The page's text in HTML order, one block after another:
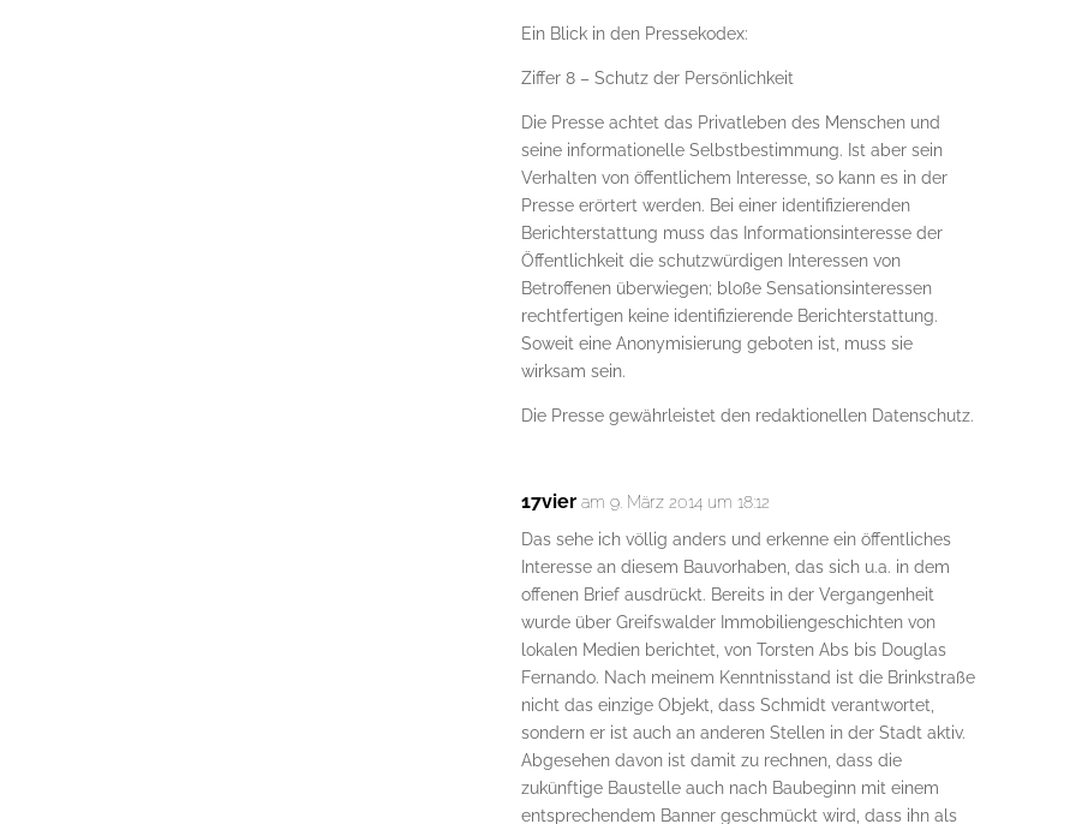
Ein Blick in den Pressekodex:
Ziffer 8 – Schutz der Persönlichkeit
Die Presse achtet das Privatleben des Menschen und
seine informationelle Selbstbestimmung. Ist aber sein
Verhalten von öffentlichem Interesse, so kann es in der
Presse erörtert werden. Bei einer identifizierenden
Berichterstattung muss das Informationsinteresse der
Öffentlichkeit die schutzwürdigen Interessen von
Betroffenen überwiegen; bloße Sensationsinteressen
rechtfertigen keine identifizierende Berichterstattung.
Soweit eine Anonymisierung geboten ist, muss sie
wirksam sein.
Die Presse gewährleistet den redaktionellen Datenschutz.
17vier am 9. März 2014 um 18:12
Das sehe ich völlig anders und erkenne ein öffentliches
Interesse an diesem Bauvorhaben, das sich u.a. in dem
offenen Brief ausdrückt. Bereits in der Vergangenheit
wurde über Greifswalder Immobiliengeschichten von
lokalen Medien berichtet, von Torsten Abs bis Douglas
Fernando. Nach meinem Kenntnisstand ist die Brinkstraße
nicht das einzige Objekt, dass Schmidt verantwortet,
sondern er ist auch an anderen Stellen in der Stadt aktiv.
Abgesehen davon ist damit zu rechnen, dass die
zukünftige Baustelle auch nach Baubeginn mit einem
entsprechendem Banner geschmückt wird, dass ihn als